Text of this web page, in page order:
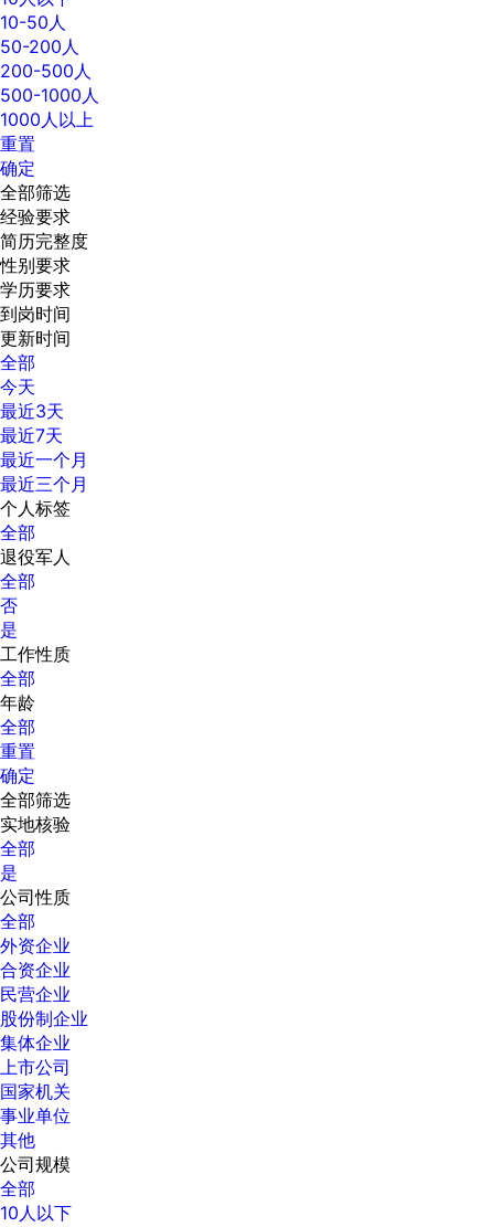
10-50人
50-200人
200-500人
500-1000人
1000人以上
重置
确定
全部筛选
经验要求
简历完整度
性别要求
学历要求
到岗时间
更新时间
全部
今天
最近3天
最近7天
最近一个月
最近三个月
个人标签
全部
退役军人
全部
否
是
工作性质
全部
年龄
全部
重置
确定
全部筛选
实地核验
全部
是
公司性质
全部
外资企业
合资企业
民营企业
股份制企业
集体企业
上市公司
国家机关
事业单位
其他
公司规模
全部
10人以下